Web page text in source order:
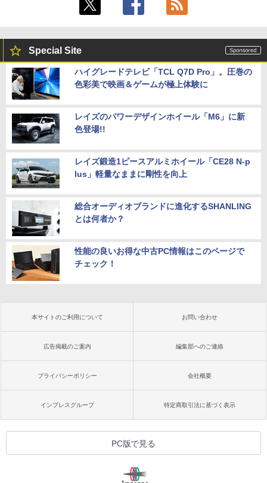
Special Site
ハイグレードテレビ「TCL Q7D Pro」。圧巻の
色彩美で映画＆ゲームが極上体験に
レイズのパワーデザインホイール「M6」に新
色登場!!
レイズ鍛造1ピースアルミホイール「CE28 N-p
lus」軽量なままに剛性を向上
総合オーディオブランドに進化するSHANLING
とは何者か？
性能の良いお得な中古PC情報はこのページで
チェック！
本サイトのご利用について お問い合わせ
広告掲載のご案内 編集部へのご連絡
プライバシーポリシー 会社概要
インプレスグループ 特定商取引法に基づく表示
PC版で見る